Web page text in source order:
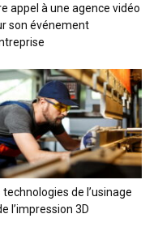
appel à une agence vidéo
son événement
technologies de l’usinage
l’impression 3D